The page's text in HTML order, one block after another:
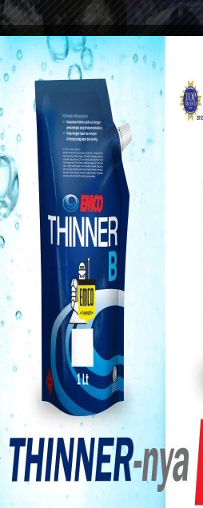
Keputusan (SK) Pengurus
(USU) mendapat kecaman
yang tergabung dalam
Kampus Universitas
HAM, membunuh kreativitas ,
milenial dan usia anak-anak